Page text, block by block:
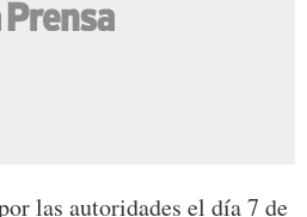
las autoridades el día 7 de